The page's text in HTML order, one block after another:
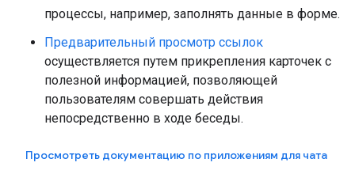
процессы, например, заполнять данные в форме.
Предварительный просмотр ссылок
осуществляется путем прикрепления карточек с
полезной информацией, позволяющей
пользователям совершать действия
непосредственно в ходе беседы.
Просмотреть документацию по приложениям для чата